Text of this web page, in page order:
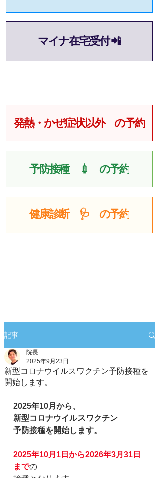
マイナ在宅受付 📲
発熱・かぜ症状以外 の予約
予防接種 💉 の予約
健康診断 🩺 の予約
記事
新型コロナウイルスワクチン予防接種を
開始します。
院長
2025年9月23日
2025年10月から、
新型コロナウイルスワクチン
予防接種を開始します。
2025年10月1日から2026年3月31日
までの